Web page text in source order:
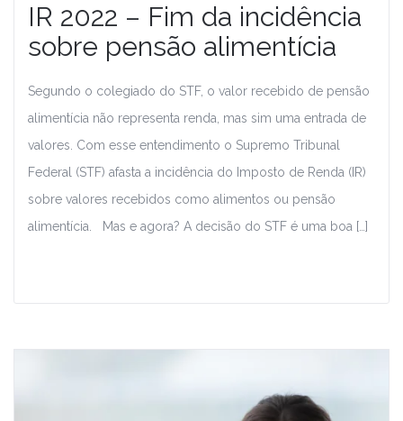
IR 2022 – Fim da incidência
sobre pensão alimentícia
Segundo o colegiado do STF, o valor recebido de pensão
alimentícia não representa renda, mas sim uma entrada de
valores. Com esse entendimento o Supremo Tribunal
Federal (STF) afasta a incidência do Imposto de Renda (IR)
sobre valores recebidos como alimentos ou pensão
alimentícia. Mas e agora? A decisão do STF é uma boa […]